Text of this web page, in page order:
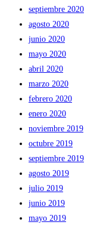
septiembre 2020
agosto 2020
junio 2020
mayo 2020
abril 2020
marzo 2020
febrero 2020
enero 2020
noviembre 2019
octubre 2019
septiembre 2019
agosto 2019
julio 2019
junio 2019
mayo 2019